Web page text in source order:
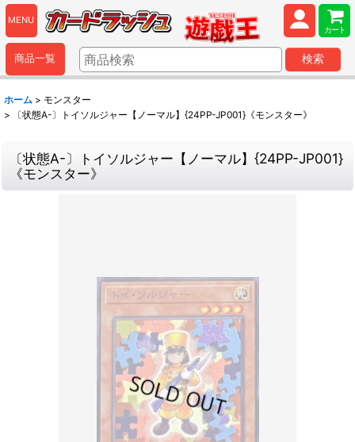
MENU
カート
商品一覧 検索
ホーム > モンスター
>
〔状態A-〕トイソルジャー【ノーマル】{24PP-JP001}《モンスター》
〔状態A-〕トイソルジャー【ノーマル】{24PP-JP001}
《モンスター》